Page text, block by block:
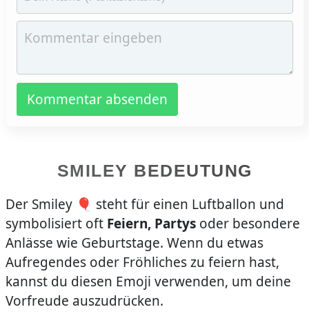
Kommentar absenden
SMILEY BEDEUTUNG
Der Smiley 🎈 steht für einen Luftballon und
symbolisiert oft Feiern, Partysoder besondere
Anlässe wie Geburtstage. Wenn du etwas
Aufregendes oder Fröhliches zu feiern hast,
kannst du diesen Emoji verwenden, um deine
Vorfreude auszudrücken.